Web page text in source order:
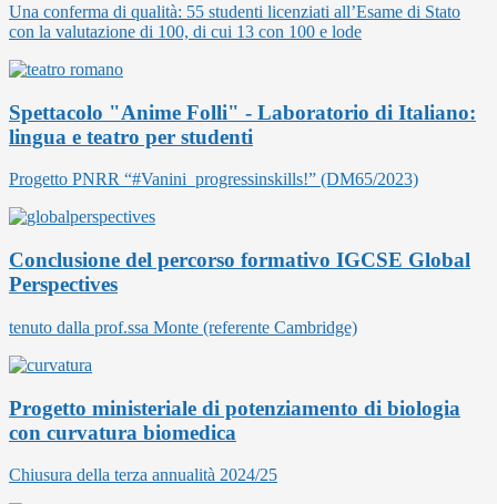
Una conferma di qualità: 55 studenti licenziati all’Esame di Stato
con la valutazione di 100, di cui 13 con 100 e lode
Spettacolo "Anime Folli" - Laboratorio di Italiano:
lingua e teatro per studenti
Progetto PNRR “#Vanini_progressinskills!” (DM65/2023)
Conclusione del percorso formativo IGCSE Global
Perspectives
tenuto dalla prof.ssa Monte (referente Cambridge)
Progetto ministeriale di potenziamento di biologia
con curvatura biomedica
Chiusura della terza annualità 2024/25